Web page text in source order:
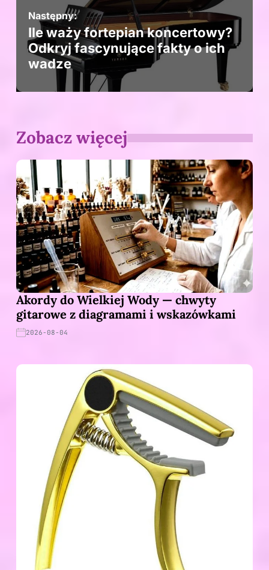
Następny:
Ile waży fortepian koncertowy?
Odkryj fascynujące fakty o ich
wadze
Zobacz więcej
Akordy do Wielkiej Wody — chwyty
gitarowe z diagramami i wskazówkami
2026-08-04